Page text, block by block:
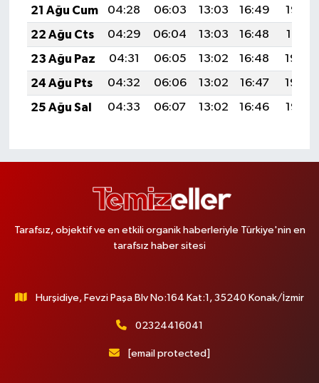
21 Ağu Cum
04:28 06:03 13:03 16:49
19:53
22 Ağu Cts
04:29 06:04 13:03 16:48
19:51
23 Ağu Paz
04:31 06:05 13:02 16:48
19:50
24 Ağu Pts
04:32 06:06 13:02 16:47
19:48
25 Ağu Sal
04:33 06:07 13:02 16:46 19:47
Tarafsız, objektif ve en etkili organik haberleriyle Türkiye'nin en
tarafsız haber sitesi
Hurşidiye, Fevzi Paşa Blv No:164 Kat:1, 35240 Konak/İzmir
02324416041
[email protected]